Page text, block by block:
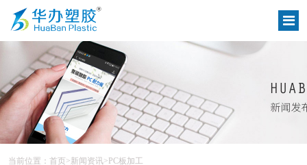
当前位置： 首页>新闻资讯> PC板加工